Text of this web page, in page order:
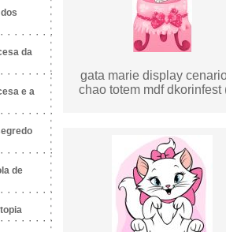
da
e a
de
gata marie display
chao totem mdf dkorinfest